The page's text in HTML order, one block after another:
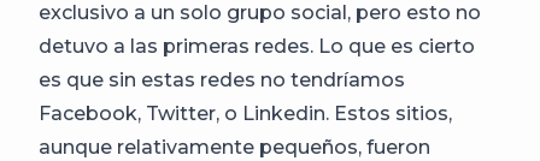
exclusivo a un solo grupo social, pero esto no
detuvo a las primeras redes. Lo que es cierto
es que sin estas redes no tendríamos
Facebook, Twitter, o Linkedin. Estos sitios,
aunque relativamente pequeños, fueron